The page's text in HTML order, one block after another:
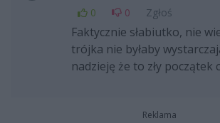
0
0 Zgłoś
Faktycznie słabiutko, nie
trójka nie byłaby
nadzieję że to zły początek
Reklama